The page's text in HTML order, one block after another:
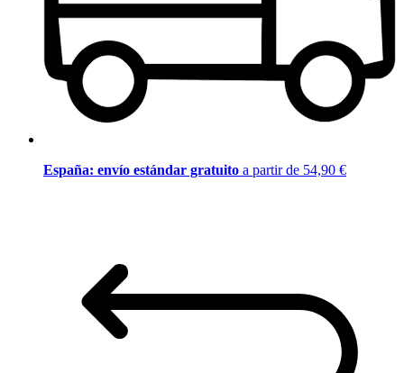
España: envío estándar gratuito a partir de 54,90 €